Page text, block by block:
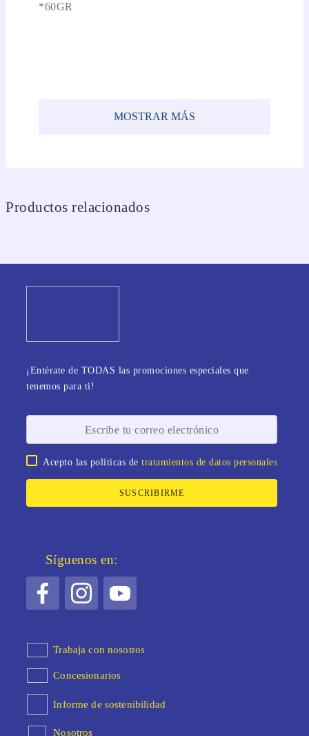
*60GR
MOSTRAR MÁS
Productos relacionados
¡Entérate de TODAS las promociones especiales que
tenemos para ti!
Acepto las políticas detratamientos de datos personales
SUSCRIBIRME
Síguenos en:
Trabaja con nosotros
Concesionarios
Informe de sostenibilidad
Nosotros